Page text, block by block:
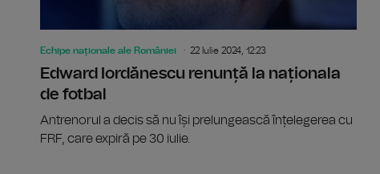
Echipe naționale ale României 22 Iulie 2024, 12:23
Edward Iordănescu renunță la naționala
de fotbal
Antrenorul a decis să nu își prelungească înțelegerea cu
FRF, care expiră pe 30 iulie.